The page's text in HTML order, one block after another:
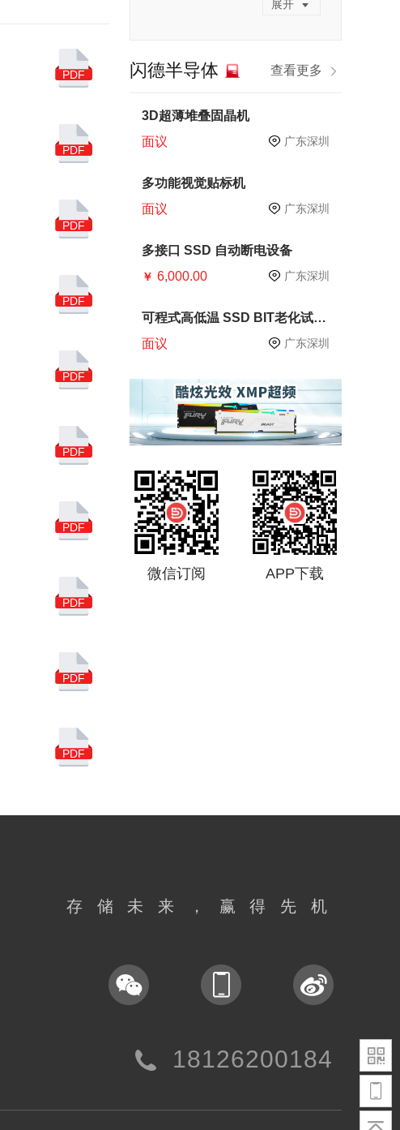
PDF
PDF
PDF
PDF
PDF
PDF
PDF
PDF
PDF
PDF
人工制造
十四五 芯片生产
芯片测试 CP测试
内存 硅片
华为 DRAM
SMI
手机 智能手机
产业链
存储器 电子
亚马逊广告 中国品牌
跨境电商
集成电路 USB
亚马逊 汽车 5G
联芸科技 市场分析
国产 NAND
闪德月刊 得一微
慧荣科技
展开
闪德半导体 查看更多
3D超薄堆叠固晶机
面议
广东深圳
多功能视觉贴标机
面议
广东深圳
多接口 SSD 自动断电设备
￥ 6,000.00 广东深圳
可程式高低温 SSD BIT老化试验
面议
广东深圳
微信订阅 APP下载
存储未来，赢得先机
18126200184